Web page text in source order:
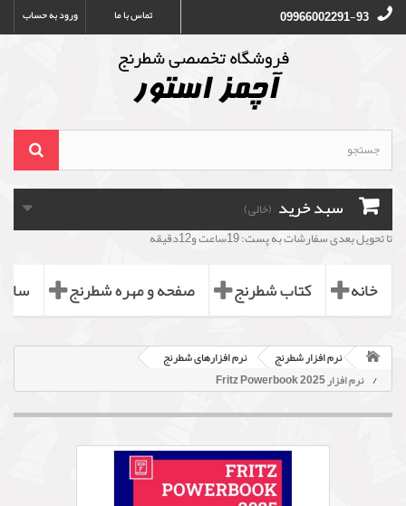
ورود به حساب تماس با ما 09966002291-93
سبد خرید (خالی)
تا تحویل بعدی سفارشات به پست: 19ساعت و12دقیقه
خانه کتاب شطرنج صفحه و مهره شطرنج
نرم افزار شطرنج
نرم افزارهای شطرنج
نرم افزار Fritz Powerbook 2025